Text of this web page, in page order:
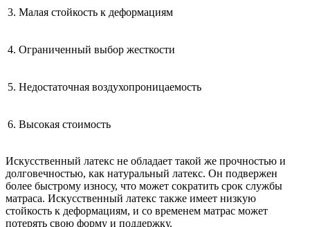
3. Малая стойкость к деформациям
4. Ограниченный выбор жесткости
5. Недостаточная воздухопроницаемость
6. Высокая стоимость
Искусственный латекс не обладает такой же прочностью и
долговечностью, как натуральный латекс. Он подвержен
более быстрому износу, что может сократить срок службы
матраса. Искусственный латекс также имеет низкую
стойкость к деформациям, и со временем матрас может
потерять свою форму и поддержку.